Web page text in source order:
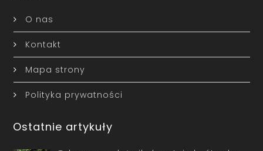
O nas
Kontakt
Mapa strony
Polityka prywatności
Ostatnie artykuły